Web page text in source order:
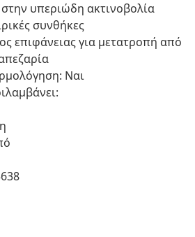
υπεριώδη ακτινοβολία
συνθήκες
επιφάνειας για μετατροπή από
Ναι